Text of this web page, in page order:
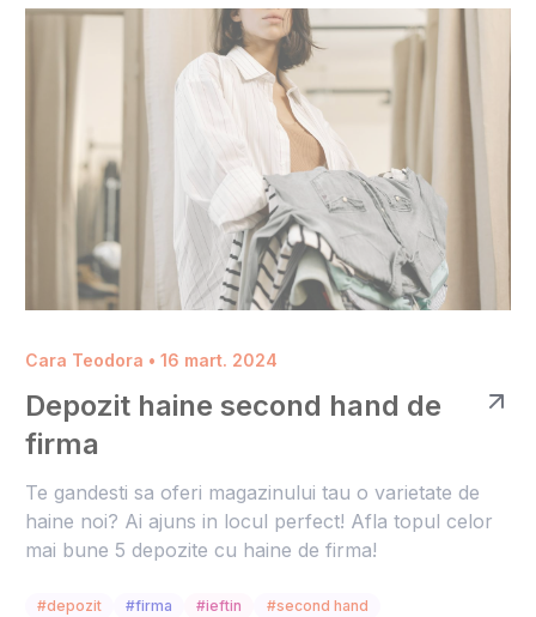
Cara Teodora • 16 mart. 2024
Depozit haine second hand de
firma
Te gandesti sa oferi magazinului tau o varietate de
haine noi? Ai ajuns in locul perfect! Afla topul celor
mai bune 5 depozite cu haine de firma!
#depozit #firma #ieftin #second hand